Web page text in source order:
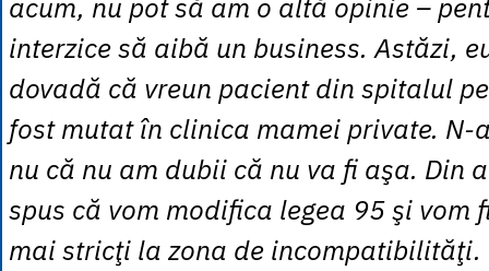
interzice să aibă un business. Astăzi,
dovadă că vreun pacient din spitalul
fost mutat în clinica mamei private. N-
nu că nu am dubii că nu va fi aşa. Din
spus că vom modifica legea 95 şi vom
mai stricţi la zona de incompatibilităţi.